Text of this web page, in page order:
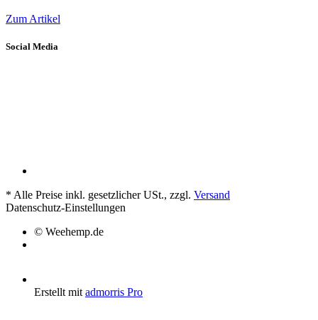
Zum Artikel
Social Media
* Alle Preise inkl. gesetzlicher USt., zzgl. Versand
Datenschutz-Einstellungen
© Weehemp.de
Erstellt mit admorris Pro